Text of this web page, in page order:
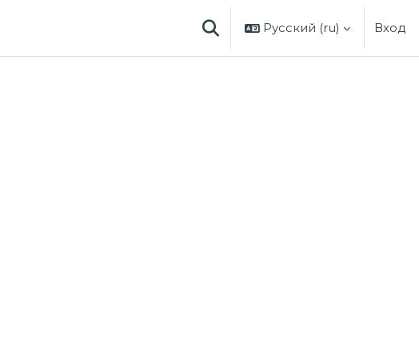
ИЗМЕНИТЬ ДАННЫЕ
Русский ‎(ru)‎ Вход